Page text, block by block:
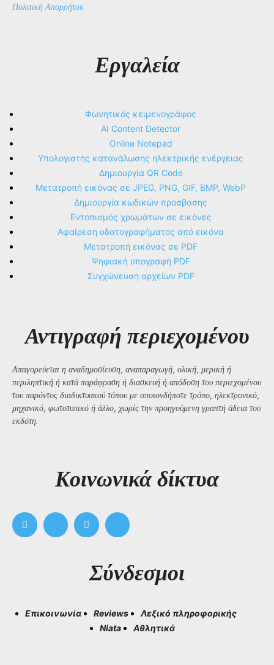
Πολιτική Απορρήτου
Εργαλεία
Φωνητικός κειμενογράφος
AI Content Detector
Online Notepad
Υπολογιστής κατανάλωσης ηλεκτρικής ενέργειας
Δημιουργία QR Code
Μετατροπή εικόνας σε JPEG, PNG, GIF, BMP, WebP
Δημιουργία κωδικών πρόσβασης
Εντοπισμός χρωμάτων σε εικόνες
Αφαίρεση υδατογραφήματος από εικόνα
Μετατροπή εικόνας σε PDF
Ψηφιακή υπογραφή PDF
Συγχώνευση αρχείων PDF
Αντιγραφή περιεχομένου
Απαγορεύεται η αναδημοσίευση, αναπαραγωγή, ολική, μερική ή
περιληπτική ή κατά παράφραση ή διασκευή ή απόδοση του περιεχομένου
του παρόντος διαδικτυακού τόπου με οποιονδήποτε τρόπο, ηλεκτρονικό,
μηχανικό, φωτοτυπικό ή άλλο, χωρίς την προηγούμενη γραπτή άδεια του
εκδότη.
Kοινωνικά δίκτυα
Σύνδεσμοι
Επικοινωνία Reviews
Λεξικό πληροφορικής
Niata
Αθλητικά